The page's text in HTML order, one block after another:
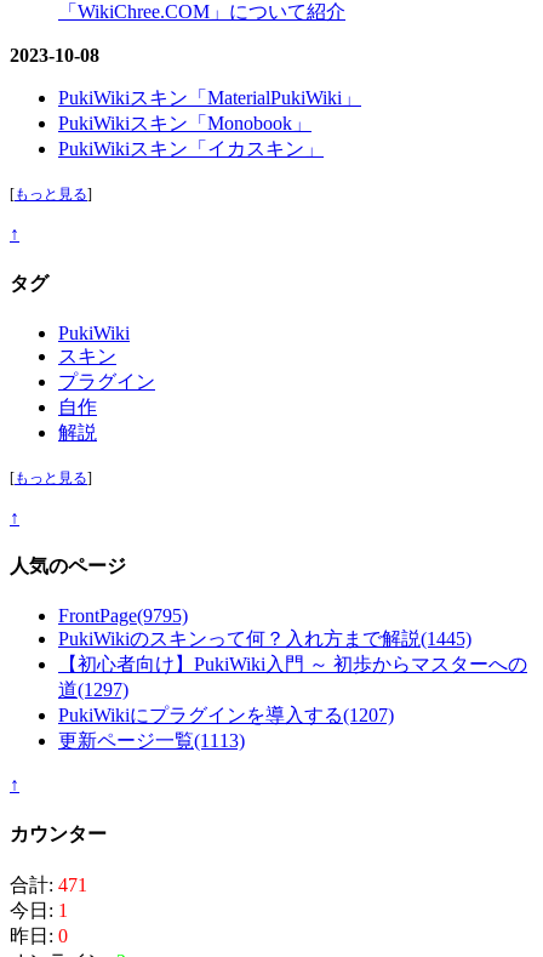
「WikiChree.COM」について紹介
2023-10-08
PukiWikiスキン「MaterialPukiWiki」
PukiWikiスキン「Monobook」
PukiWikiスキン「イカスキン」
[もっと見る]
↑
タグ
PukiWiki
スキン
プラグイン
自作
解説
[もっと見る]
↑
人気のページ
FrontPage(9795)
PukiWikiのスキンって何？入れ方まで解説(1445)
【初心者向け】PukiWiki入門 ～ 初歩からマスターへの
道(1297)
PukiWikiにプラグインを導入する(1207)
更新ページ一覧(1113)
↑
カウンター
合計: 471
今日: 1
昨日: 0